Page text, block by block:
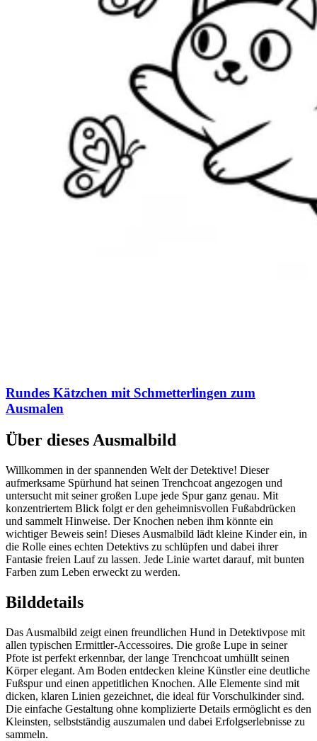
Rundes Kätzchen mit Schmetterlingen zum
Ausmalen
Über dieses Ausmalbild
Willkommen in der spannenden Welt der Detektive! Dieser
aufmerksame Spürhund hat seinen Trenchcoat angezogen und
untersucht mit seiner großen Lupe jede Spur ganz genau. Mit
konzentriertem Blick folgt er den geheimnisvollen Fußabdrücken
und sammelt Hinweise. Der Knochen neben ihm könnte ein
wichtiger Beweis sein! Dieses Ausmalbild lädt kleine Kinder ein, in
die Rolle eines echten Detektivs zu schlüpfen und dabei ihrer
Fantasie freien Lauf zu lassen. Jede Linie wartet darauf, mit bunten
Farben zum Leben erweckt zu werden.
Bilddetails
Das Ausmalbild zeigt einen freundlichen Hund in Detektivpose mit
allen typischen Ermittler-Accessoires. Die große Lupe in seiner
Pfote ist perfekt erkennbar, der lange Trenchcoat umhüllt seinen
Körper elegant. Am Boden entdecken kleine Künstler eine deutliche
Fußspur und einen appetitlichen Knochen. Alle Elemente sind mit
dicken, klaren Linien gezeichnet, die ideal für Vorschulkinder sind.
Die einfache Gestaltung ohne komplizierte Details ermöglicht es den
Kleinsten, selbstständig auszumalen und dabei Erfolgserlebnisse zu
sammeln.